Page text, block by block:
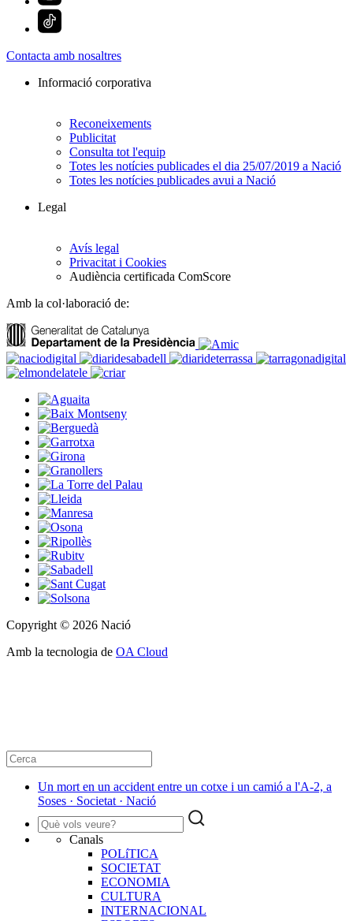
Contacta amb nosaltres
Informació corporativa
Reconeixements
Publicitat
Consulta tot l'equip
Totes les notícies publicades el dia 25/07/2019 a Nació
Totes les notícies publicades avui a Nació
Legal
Avís legal
Privacitat i Cookies
Audiència certificada ComScore
Amb la col·laboració de:
Copyright © 2026 Nació
Amb la tecnologia de OA Cloud
Un mort en un accident entre un cotxe i un camió a l'A-2, a
Soses · Societat · Nació
Canals
POLíTICA
SOCIETAT
ECONOMIA
CULTURA
INTERNACIONAL